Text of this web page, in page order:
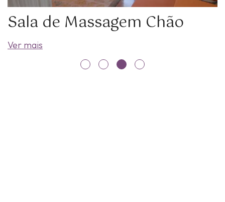
Sala de Massagem Chão
Ver mais